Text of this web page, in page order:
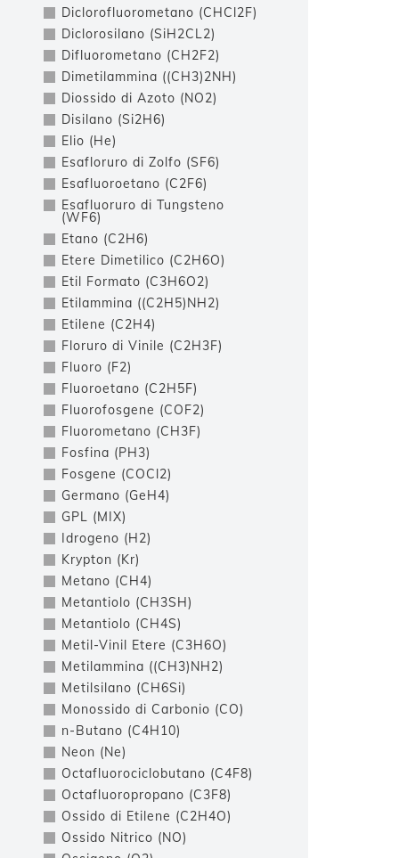
Diclorofluorometano (CHCl2F)
Diclorosilano (SiH2CL2)
Difluorometano (CH2F2)
Dimetilammina ((CH3)2NH)
Diossido di Azoto (NO2)
Disilano (Si2H6)
Elio (He)
Esafloruro di Zolfo (SF6)
Esafluoroetano (C2F6)
Esafluoruro di Tungsteno
(WF6)
Etano (C2H6)
Etere Dimetilico (C2H6O)
Etil Formato (C3H6O2)
Etilammina ((C2H5)NH2)
Etilene (C2H4)
Floruro di Vinile (C2H3F)
Fluoro (F2)
Fluoroetano (C2H5F)
Fluorofosgene (COF2)
Fluorometano (CH3F)
Fosfina (PH3)
Fosgene (COCl2)
Germano (GeH4)
GPL (MIX)
Idrogeno (H2)
Krypton (Kr)
Metano (CH4)
Metantiolo (CH3SH)
Metantiolo (CH4S)
Metil-Vinil Etere (C3H6O)
Metilammina ((CH3)NH2)
Metilsilano (CH6Si)
Monossido di Carbonio (CO)
n-Butano (C4H10)
Neon (Ne)
Octafluorociclobutano (C4F8)
Octafluoropropano (C3F8)
Ossido di Etilene (C2H4O)
Ossido Nitrico (NO)